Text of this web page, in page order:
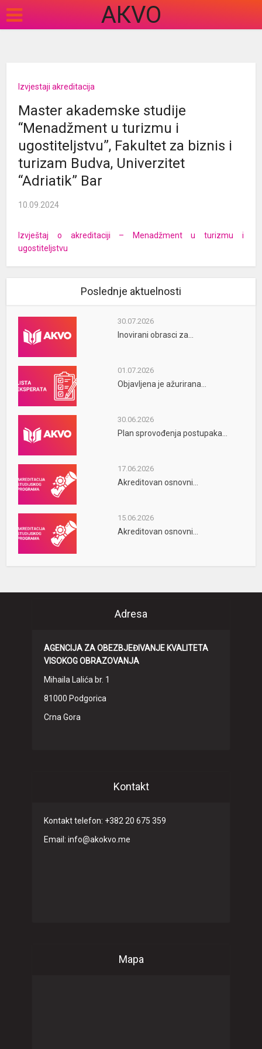
АКVO
Izvjestaji akreditacija
Master akademske studije
“Menadžment u turizmu i
ugostiteljstvu”, Fakultet za biznis i
turizam Budva, Univerzitet
“Adriatik” Bar
10.09.2024
Izvještaj o akreditaciji – Menadžment u turizmu i
ugostiteljstvu
Poslednje aktuelnosti
30.07.2026
Inovirani obrasci za...
01.07.2026
Objavljena je ažurirana...
30.06.2026
Plan sprovođenja postupaka...
17.06.2026
Akreditovan osnovni...
15.06.2026
Akreditovan osnovni...
Adresa
AGENCIJA ZA OBEZBJEĐIVANJE KVALITETA
VISOKOG OBRAZOVANJA
Mihaila Lalića br. 1
81000 Podgorica
Crna Gora
Kontakt
Kontakt telefon: +382 20 675 359
Email: info@akokvo.me
Mapa